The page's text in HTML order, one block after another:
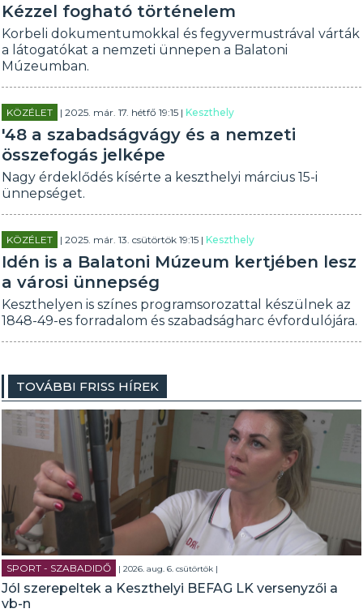
Kézzel fogható történelem
Korbeli dokumentumokkal és fegyvermustrával várták
a látogatókat a nemzeti ünnepen a Balatoni
Múzeumban.
KÖZÉLET | 2025. már. 17. hétfő 19:15 |Keszthely
'48 a szabadságvágy és a nemzeti
összefogás jelképe
Nagy érdeklődés kísérte a keszthelyi március 15-i
ünnepséget.
KÖZÉLET | 2025. már. 13. csütörtök 19:15 |Keszthely
Idén is a Balatoni Múzeum kertjében lesz
a városi ünnepség
Keszthelyen is színes programsorozattal készülnek az
1848-49-es forradalom és szabadságharc évfordulójára.
TOVÁBBI FRISS HÍREK
SPORT - SZABADIDŐ | 2026. aug. 6. csütörtök |
Jól szerepeltek a Keszthelyi BEFAG LK versenyzői a
vb-n